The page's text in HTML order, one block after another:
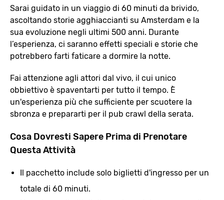
Sarai guidato in un viaggio di 60 minuti da brivido,
ascoltando storie agghiaccianti su Amsterdam e la
sua evoluzione negli ultimi 500 anni. Durante
l’esperienza, ci saranno effetti speciali e storie che
potrebbero farti faticare a dormire la notte.
Fai attenzione agli attori dal vivo, il cui unico
obbiettivo è spaventarti per tutto il tempo. È
un'esperienza più che sufficiente per scuotere la
sbronza e prepararti per il pub crawl della serata.
Cosa Dovresti Sapere Prima di Prenotare
Questa Attività
Il pacchetto include solo biglietti d'ingresso per un
totale di 60 minuti.